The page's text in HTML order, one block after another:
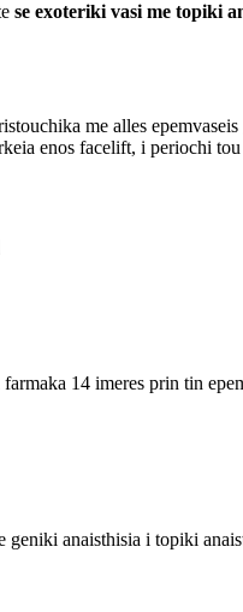
se exoteriki vasi me topiki
me alles
enos facelift, i periochi
14 imeres prin tin
geniki anaisthisia i topiki